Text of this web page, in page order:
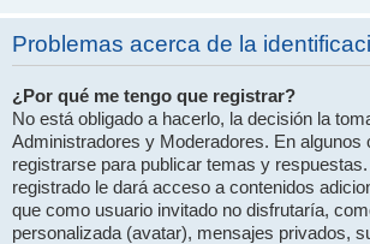
Problemas acerca de la
¿Por qué me tengo que registrar?
No está obligado a hacerlo, la decisión la
Administradores y Moderadores. En algunos
registrarse para publicar temas y
registrado le dará acceso a contenidos
que como usuario invitado no disfrutaría,
personalizada (avatar), mensajes privados,